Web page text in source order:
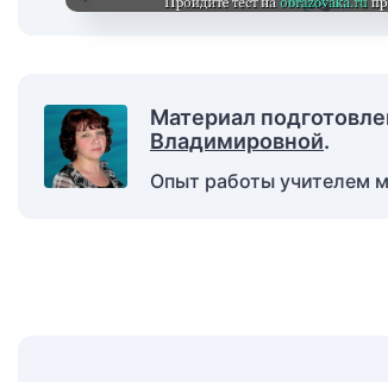
Материал
Владимировной.
Опыт работы учителем